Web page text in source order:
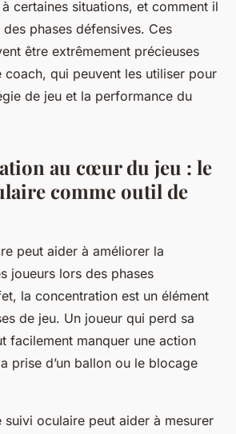
certaines situations, et comment il
phases défensives. Ces
être extrêmement précieuses
coach, qui peuvent les utiliser pour
de jeu et la performance du
au cœur du jeu : le
comme outil de
peut aider à améliorer la
joueurs lors des phases
la concentration est un élément
de jeu. Un joueur qui perd sa
facilement manquer une action
prise d’un ballon ou le blocage
suivi oculaire peut aider à mesurer